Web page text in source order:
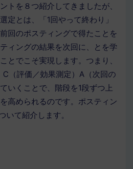
トを８つ紹介してきましたが、
定とは、「1回やって終わり」
回のポスティングで得たことを
ィングの結果を次回に、とを学
とでこそ実現します。つまり、
（評価／効果測定）A（次回の
いくことで、階段を1段ずつ上
高められるのです。ポスティン
いて紹介します。